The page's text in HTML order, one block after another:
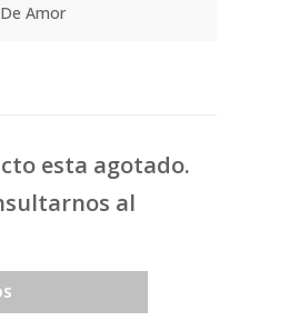
Amor
esta agotado.
al